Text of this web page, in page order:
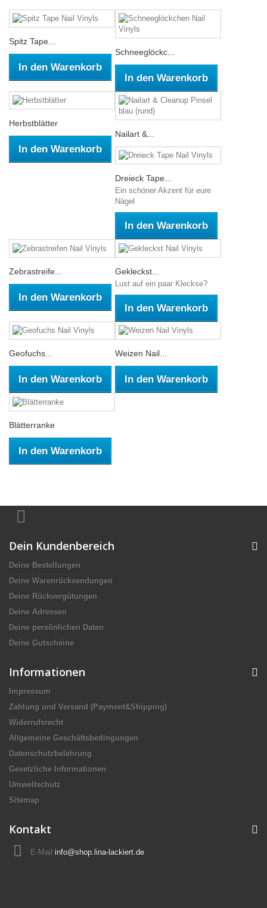
Spitz Tape...
In den Warenkorb
Schneeglöckc...
In den Warenkorb
Herbstblätter
In den Warenkorb
Nailart &...
Dreieck Tape...
Ein schöner Akzent für eure
Nägel
In den Warenkorb
Zebrastreife...
In den Warenkorb
Gekleckst...
Lust auf ein paar Kleckse?
In den Warenkorb
Geofuchs...
In den Warenkorb
Weizen Nail...
In den Warenkorb
Blätterranke
In den Warenkorb
Dein Kundenbereich
Deine Bestellungen
Deine Warenrücksendungen
Deine Rückvergütungen
Deine Adressen
Deine persönlichen Daten
Deine Gutscheine
Informationen
Impressum
Zahlung und Versand (Payment&Shipping)
Widerrufsrecht
Allgemeine Geschäftsbedingungen
Datenschutzbelehrung
Gesetzliche Informationen
Umweltschutz
Sitemap
Kontakt
E-Mail info@shop.lina-lackiert.de